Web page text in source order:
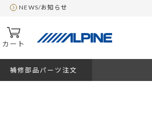
NEWS/お知らせ
カート
補修部品パーツ注文